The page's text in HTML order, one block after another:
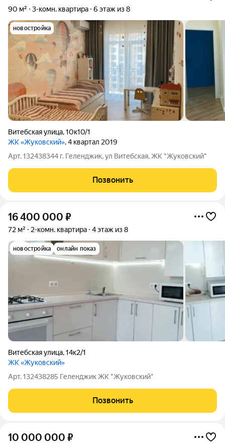
90 м² 3-комн. квартира 6 этаж из 8
новостройка
Витебская улица,10к10/1
ЖК «Жуковский», 4 квартал 2019
Арт. 132438344 г. Геленджик, ул Витебская, ЖК "Жуковский"
Позвонить
16 400 000 ₽
72 м² 2-комн. квартира 4 этаж из 8
новостройка онлайн показ
Витебская улица,14к2/1
ЖК «Жуковский»
Арт. 132438285 Геленджик ЖК "Жуковский"
Позвонить
10 000 000 ₽